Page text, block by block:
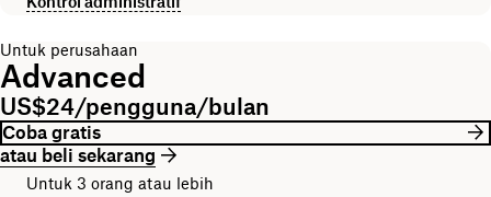
Untuk perusahaan
Advanced
US$24/pengguna/bulan
Coba gratis
atau beli sekarang
Untuk 3 orang atau lebih